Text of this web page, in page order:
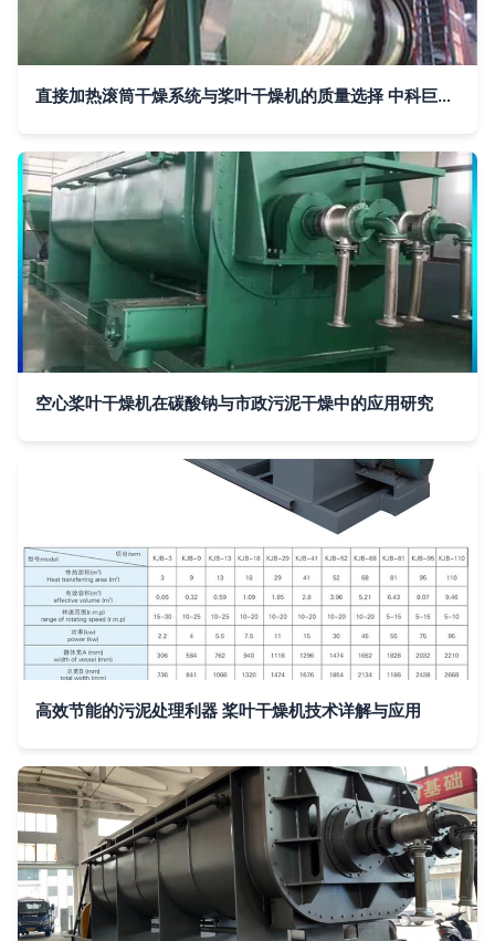
直接加热滚筒干燥系统与桨叶干燥机的质量选择 中科巨能的差异化优势
空心桨叶干燥机在碳酸钠与市政污泥干燥中的应用研究
高效节能的污泥处理利器 桨叶干燥机技术详解与应用